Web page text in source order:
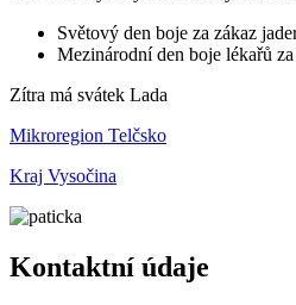
Světový den boje za zákaz
Mezinárodní den boje lékařů
Zítra má svátek Lada
Mikroregion Telčsko
Kraj Vysočina
Kontaktní údaje